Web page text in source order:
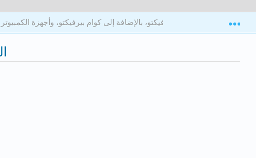
الفصل 8: بريتريتو بيرفيكتو، بالإضافة إلى كوام بيرفيكتو، وأجهزة الكمبيوتر
الفصل